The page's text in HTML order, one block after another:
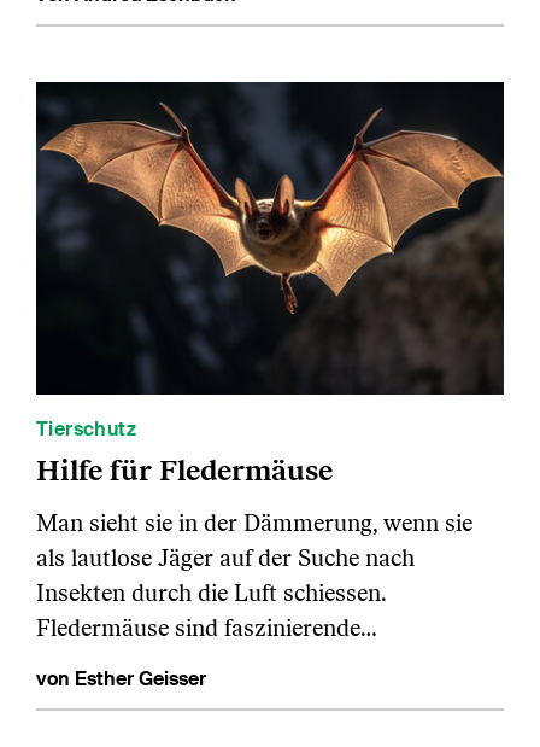
Tierschutz
Hilfe für Fledermäuse
Man sieht sie in der Dämmerung, wenn sie
als lautlose Jäger auf der Suche nach
Insekten durch die Luft schiessen.
Fledermäuse sind faszinierende…
von Esther Geisser